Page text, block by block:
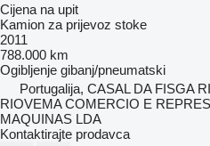
Cijena na upit
Kamion za prijevoz stoke
2011
788.000 km
Ogibljenje gibanj/pneumatski
Portugalija, CASAL DA FISGA
RIOVEMA COMERCIO E
MAQUINAS LDA
Kontaktirajte prodavca